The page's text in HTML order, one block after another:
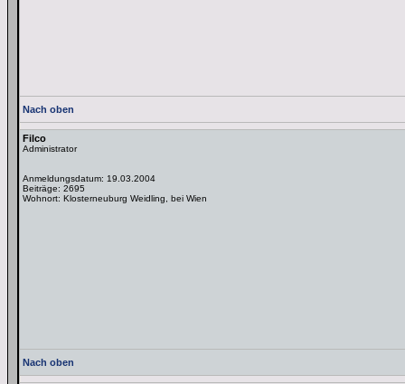
Nach oben
Filco
Administrator
Anmeldungsdatum: 19.03.2004
Beiträge: 2695
Wohnort: Klosterneuburg Weidling, bei Wien
Nach oben